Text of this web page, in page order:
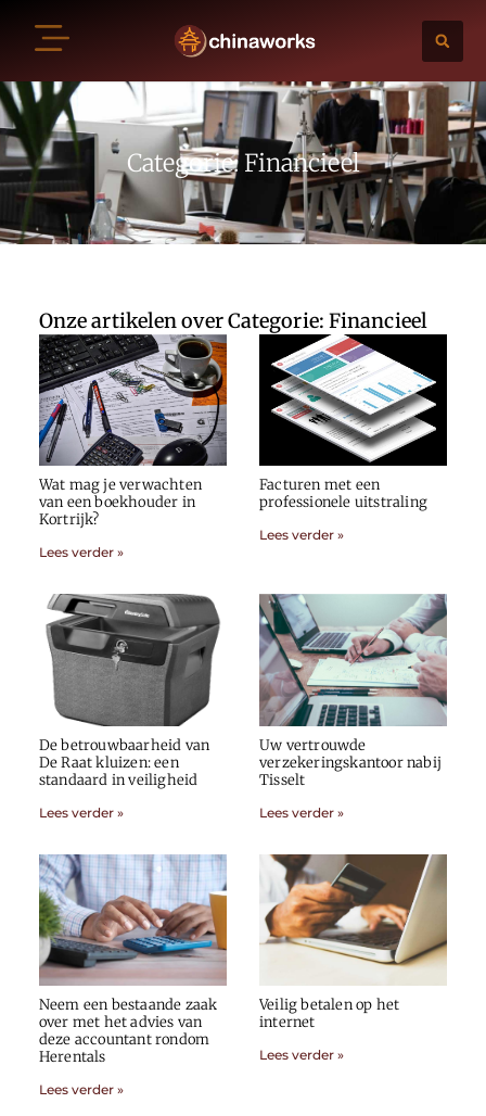
Categorie: Financieel
Onze artikelen over Categorie: Financieel
Wat mag je verwachten
van een boekhouder in
Kortrijk?
Lees verder »
Facturen met een
professionele uitstraling
Lees verder »
De betrouwbaarheid van
De Raat kluizen: een
standaard in veiligheid
Lees verder »
Uw vertrouwde
verzekeringskantoor nabij
Tisselt
Lees verder »
Neem een bestaande zaak
over met het advies van
deze accountant rondom
Herentals
Lees verder »
Veilig betalen op het
internet
Lees verder »